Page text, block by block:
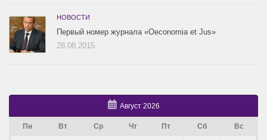
НОВОСТИ
Первый номер журнала «Oeconomia et Jus»
28.08.2015
Август 2026
Пн Вт Ср Чт Пт Сб Вс